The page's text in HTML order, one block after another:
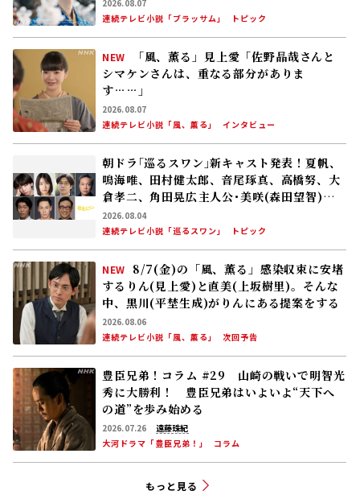
連続テレビ小説「風、薫る」
インタビュー
朝ドラ｢巡るスワン｣新キャスト発表！夏帆、
鳴海唯、田村健太郎、音尾琢真、高橋努、大
倉孝二、角田晃広――主人公･美咲(森田望智)が
交流する警察署の人々 2027年度前期放送
2026.08.04
連続テレビ小説「巡るスワン」
トピック
NEW 8/7(金)の「風、薫る」感染収束に安堵
するりん(見上愛)と直美(上坂樹里)。そんな
中、黒川(平埜生成)がりんにある提案をする
2026.08.06
連続テレビ小説「風、薫る」
次回予告
豊臣兄弟！コラム #29 山崎の戦いで明智光
秀に大勝利！ 豊臣兄弟はいよいよ“天下へ
の道”を歩み始める
2026.07.26
大河ドラマ「豊臣兄弟！」
コラム
もっと見る
誕生日の花と花ことば